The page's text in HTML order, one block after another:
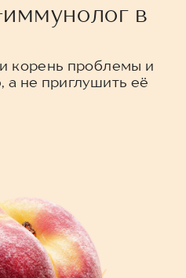
в
корень проблемы и
а не приглушить её